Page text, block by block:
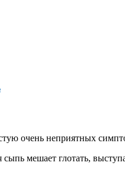
очень неприятных
мешает глотать,